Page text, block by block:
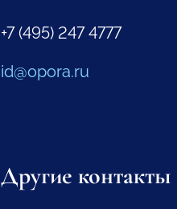
+7 (495) 247 4777
id@opora.ru
Другие контакты